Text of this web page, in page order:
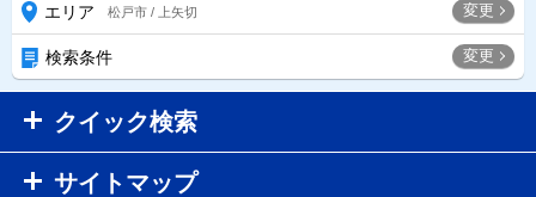
エリア 松戸市 / 上矢切 変更
検索条件 変更
クイック検索
サイトマップ